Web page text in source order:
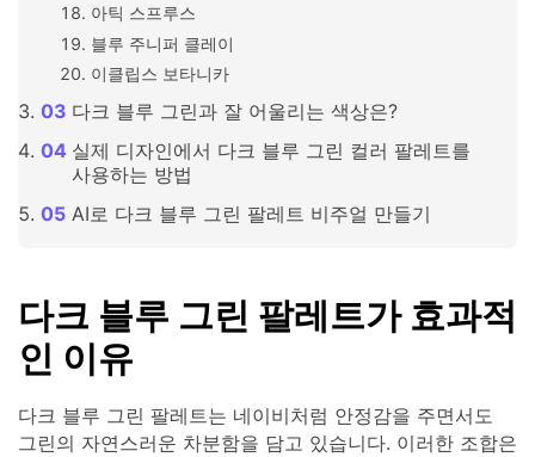
아틱 스프루스
블루 주니퍼 클레이
이클립스 보타니카
다크 블루 그린과 잘 어울리는 색상은?
실제 디자인에서 다크 블루 그린 컬러 팔레트를
사용하는 방법
AI로 다크 블루 그린 팔레트 비주얼 만들기
다크 블루 그린 팔레트가 효과적
인 이유
다크 블루 그린 팔레트는 네이비처럼 안정감을 주면서도
그린의 자연스러운 차분함을 담고 있습니다. 이러한 조합은